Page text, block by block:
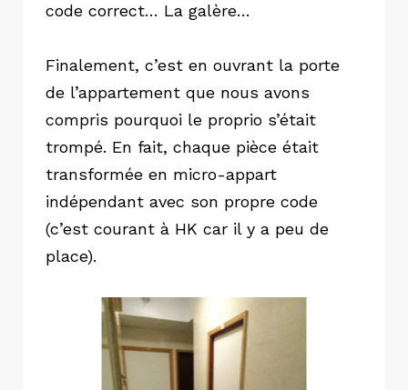
code correct… La galère…
Finalement, c’est en ouvrant la porte
de l’appartement que nous avons
compris pourquoi le proprio s’était
trompé. En fait, chaque pièce était
transformée en micro-appart
indépendant avec son propre code
(c’est courant à HK car il y a peu de
place).